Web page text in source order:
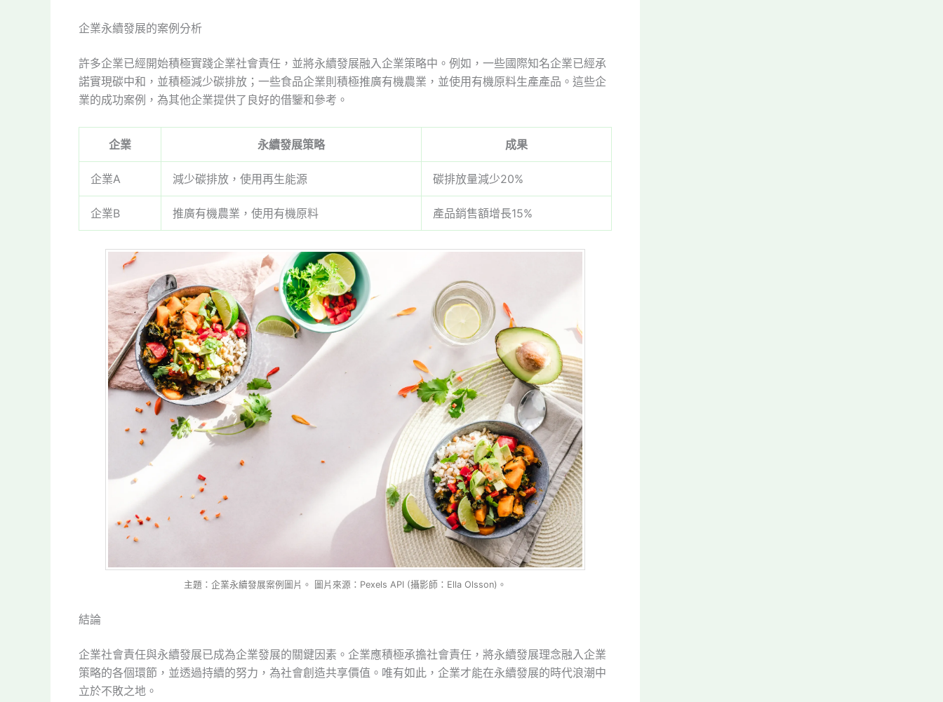
企業永續發展的案例分析
許多企業已經開始積極實踐企業社會責任，並將永續發展融入企業策略中。例如，一些國際知名企業已經承
諾實現碳中和，並積極減少碳排放；一些食品企業則積極推廣有機農業，並使用有機原料生產產品。這些企
業的成功案例，為其他企業提供了良好的借鑒和參考。
企業 永續發展策略 成果
企業A 減少碳排放，使用再生能源 碳排放量減少20%
企業B 推廣有機農業，使用有機原料 產品銷售額增長15%
主題：企業永續發展案例圖片。 圖片來源：Pexels API (攝影師：Ella Olsson)。
結論
企業社會責任與永續發展已成為企業發展的關鍵因素。企業應積極承擔社會責任，將永續發展理念融入企業
策略的各個環節，並透過持續的努力，為社會創造共享價值。唯有如此，企業才能在永續發展的時代浪潮中
立於不敗之地。